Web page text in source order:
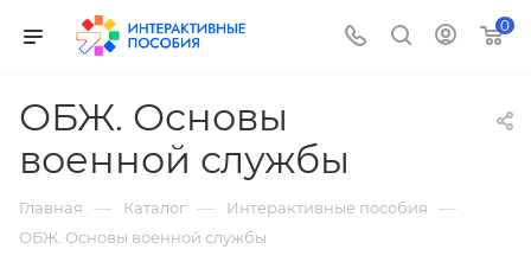
0
ОБЖ. Основы
военной службы
Главная — Каталог — Интерактивные пособия —
ОБЖ. Основы военной службы